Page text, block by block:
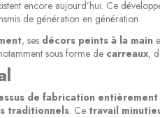
encore aujourd’hui. Ce
de génération en génération.
, ses décors peints à la main
sous forme de carreaux,
de fabrication entièrement
traditionnels. Ce travail